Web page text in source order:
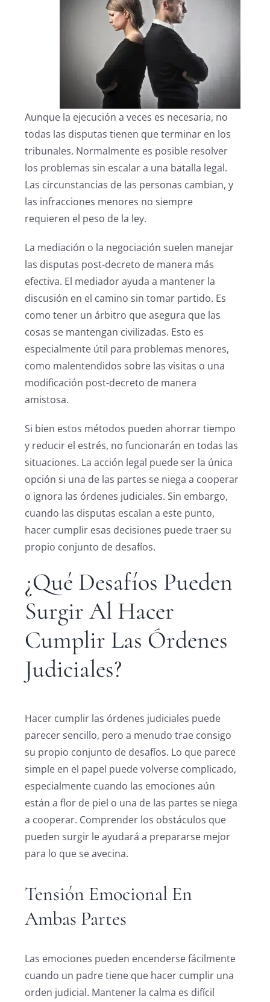
Aunque la ejecución a veces es necesaria, no
todas las disputas tienen que terminar en los
tribunales. Normalmente es posible resolver
los problemas sin escalar a una batalla legal.
Las circunstancias de las personas cambian, y
las infracciones menores no siempre
requieren el peso de la ley.
La mediación o la negociación suelen manejar
las disputas post-decreto de manera más
efectiva. El mediador ayuda a mantener la
discusión en el camino sin tomar partido. Es
como tener un árbitro que asegura que las
cosas se mantengan civilizadas. Esto es
especialmente útil para problemas menores,
como malentendidos sobre las visitas o una
modificación post-decreto de manera
amistosa.
Si bien estos métodos pueden ahorrar tiempo
y reducir el estrés, no funcionarán en todas las
situaciones. La acción legal puede ser la única
opción si una de las partes se niega a cooperar
o ignora las órdenes judiciales. Sin embargo,
cuando las disputas escalan a este punto,
hacer cumplir esas decisiones puede traer su
propio conjunto de desafíos.
¿Qué Desafíos Pueden
Surgir Al Hacer
Cumplir Las Órdenes
Judiciales?
Hacer cumplir las órdenes judiciales puede
parecer sencillo, pero a menudo trae consigo
su propio conjunto de desafíos. Lo que parece
simple en el papel puede volverse complicado,
especialmente cuando las emociones aún
están a flor de piel o una de las partes se niega
a cooperar. Comprender los obstáculos que
pueden surgir le ayudará a prepararse mejor
para lo que se avecina.
Tensión Emocional En
Ambas Partes
Las emociones pueden encenderse fácilmente
cuando un padre tiene que hacer cumplir una
orden judicial. Mantener la calma es difícil